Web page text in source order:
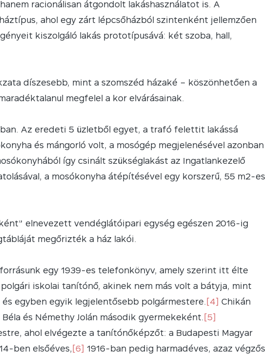
racionálisan átgondolt lakáshasználatot is. A
ahol egy zárt lépcsőházból szintenként jellemzően
kiszolgáló lakás prototípusává: két szoba, hall,
díszesebb, mint a szomszéd házaké – köszönhetően a
megfelel a kor elvárásainak.
Az eredeti 5 üzletből egyet, a trafó felettit lakássá
és mángorló volt, a mosógép megjelenésével azonban
így csinált szükséglakást az Ingatlankezelő
a mosókonyha átépítésével egy korszerű, 55 m2-es
elnevezett vendéglátóipari egység egészen 2016-ig
megőrizték a ház lakói.
egy 1939-es telefonkönyv, amely szerint itt élte
iskolai tanítónő, akinek nem más volt a bátyja, mint
egyben egyik legjelentősebb polgármestere. [4] Chikán
és Némethy Jolán második gyermekeként. [5]
ahol elvégezte a tanítónőképzőt: a Budapesti Magyar
ben elsőéves, [6] 1916-ban pedig harmadéves, azaz végzős